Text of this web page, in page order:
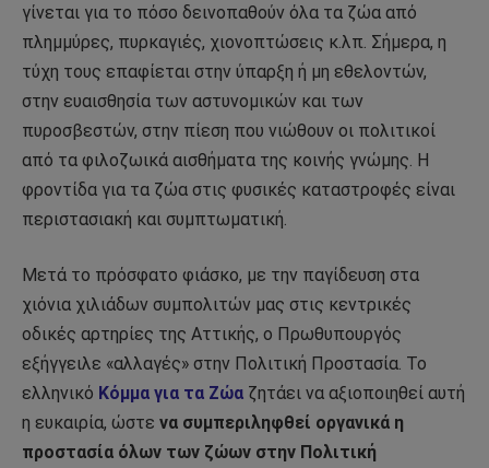
γίνεται για το πόσο δεινοπαθούν όλα τα ζώα από
πλημμύρες, πυρκαγιές, χιονοπτώσεις κ.λπ. Σήμερα, η
τύχη τους επαφίεται στην ύπαρξη ή μη εθελοντών,
στην ευαισθησία των αστυνομικών και των
πυροσβεστών, στην πίεση που νιώθουν οι πολιτικοί
από τα φιλοζωικά αισθήματα της κοινής γνώμης. H
φροντίδα για τα ζώα στις φυσικές καταστροφές είναι
περιστασιακή και συμπτωματική.
Μετά το πρόσφατο φιάσκο, με την παγίδευση στα
χιόνια χιλιάδων συμπολιτών μας στις κεντρικές
οδικές αρτηρίες της Αττικής, ο Πρωθυπουργός
εξήγγειλε «αλλαγές» στην Πολιτική Προστασία. Το
ελληνικό Κόμμα για τα Ζώα ζητάει να αξιοποιηθεί αυτή
η ευκαιρία, ώστε να συμπεριληφθεί οργανικά η
προστασία όλων των ζώων στην Πολιτική